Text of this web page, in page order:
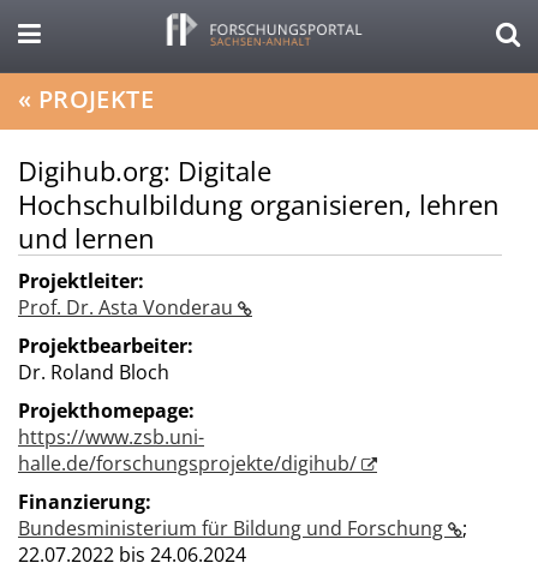
« PROJEKTE
Digihub.org: Digitale
Hochschulbildung organisieren, lehren
und lernen
Projektleiter:
Prof. Dr. Asta Vonderau
Projektbearbeiter:
Dr. Roland Bloch
Projekthomepage:
https://www.zsb.uni-
halle.de/forschungsprojekte/digihub/
Finanzierung:
Bundesministerium für Bildung und Forschung
;
22.07.2022 bis 24.06.2024